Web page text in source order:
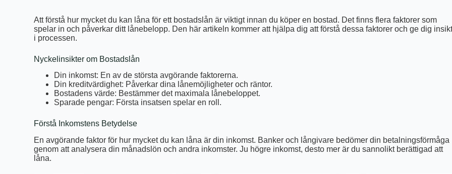
Att förstå hur mycket du kan låna för ett bostadslån är viktigt innan du köper en bostad. Det finns flera faktorer som
spelar in och påverkar ditt lånebelopp. Den här artikeln kommer att hjälpa dig att förstå dessa faktorer och ge dig
i processen.
Nyckelinsikter om Bostadslån
Din inkomst: En av de största avgörande faktorerna.
Din kreditvärdighet: Påverkar dina lånemöjligheter och räntor.
Bostadens värde: Bestämmer det maximala lånebeloppet.
Sparade pengar: Första insatsen spelar en roll.
Förstå Inkomstens Betydelse
En avgörande faktor för hur mycket du kan låna är din inkomst. Banker och långivare bedömer din betalningsförmåga
genom att analysera din månadslön och andra inkomster. Ju högre inkomst, desto mer är du sannolikt berättigad att
låna.